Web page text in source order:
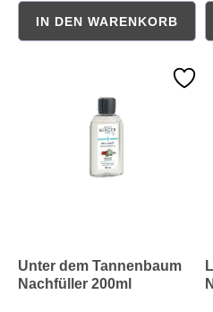
Durchschnittliche Bewertung
IN DEN WARENKORB
Unter dem Tannenbaum
Nachfüller 200ml